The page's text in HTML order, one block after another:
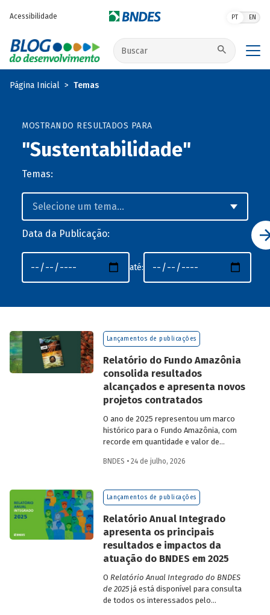
Acessibilidade PT EN
Buscar no site
Página Inicial Temas
MOSTRANDO RESULTADOS PARA
"Sustentabilidade"
Temas:
Data da Publicação:
até:
Lançamentos de publicações
Relatório do Fundo Amazônia
consolida resultados
alcançados e apresenta novos
projetos contratados
O ano de 2025 representou um marco
histórico para o Fundo Amazônia, com
recorde em quantidade e valor de
desembolsos: foram 22 operações
bilhões, além de R$ 387 milhões
desembolsados. Ainda no período, foram
BNDES • 24 de julho, 2026
Lançamentos de publicações
Relatório Anual Integrado
apresenta os principais
resultados e impactos da
atuação do BNDES em 2025
O Relatório Anual Integrado do BNDES
de 2025já está disponível para consulta
de todos os interessados pelo